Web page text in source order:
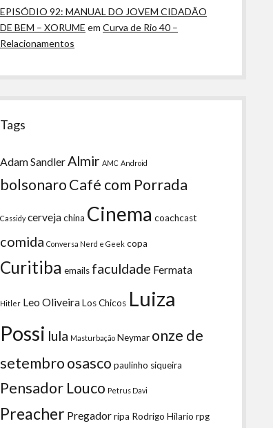
EPISÓDIO 92: MANUAL DO JOVEM CIDADÃO
DE BEM – XORUME emCurva de Rio 40 –
Relacionamentos
Tags
Adam Sandler Almir AMC Android
bolsonaroCafé com Porrada
Cassidy cervejachina Cinema coachcast
comida Conversa Nerd e Geek copa
Curitiba emails faculdade Fermata
Hitler Leo OliveiraLos Chicos Luiza
Possi lula Masturbação Neymar onze de
setembroosasco paulinho siqueira
Pensador Louco Petrus Davi
Preacher Pregadorripa Rodrigo Hilario rpg